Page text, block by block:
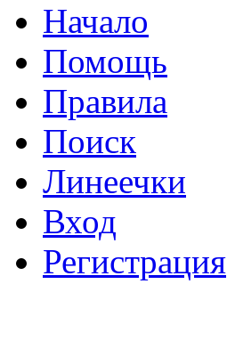
Начало
Помощь
Правила
Поиск
Линеечки
Вход
Регистрация